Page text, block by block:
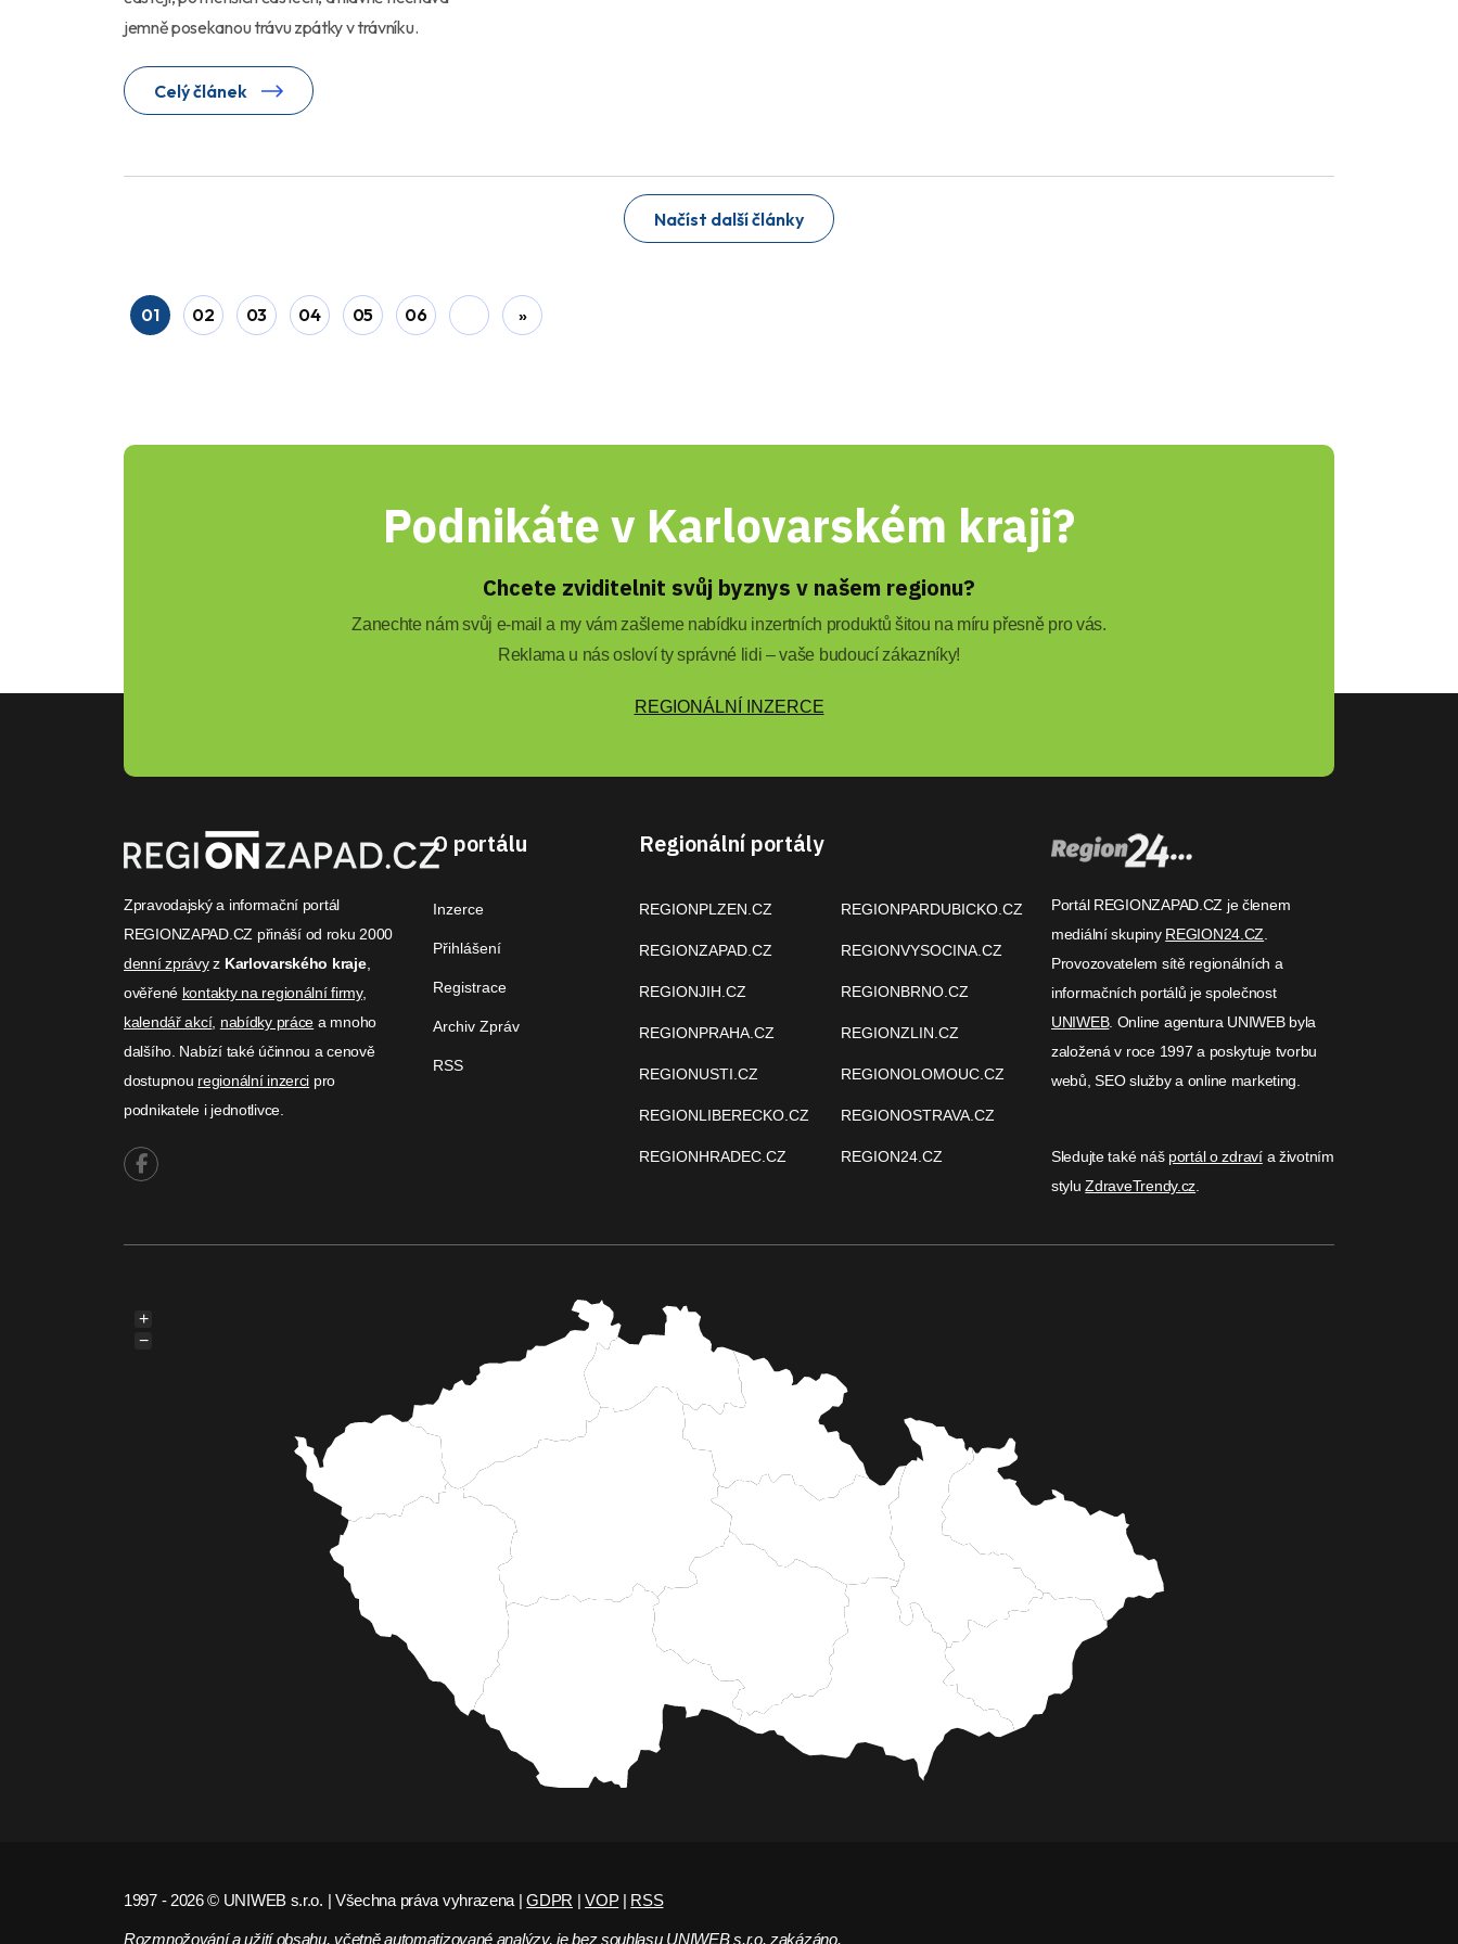
jemně posekanou trávu zpátky v trávníku.
Celý článek
Načíst další články
01 02 03 04 05 06 »
Podnikáte v Karlovarském kraji?
Chcete zviditelnit svůj byznys v našem regionu?
Zanechte nám svůj e-mail a my vám zašleme nabídku inzertních produktů šitou na míru přesně pro vás.
Reklama u nás osloví ty správné lidi – vaše budoucí zákazníky!
REGIONÁLNÍ INZERCE
Zpravodajský a informační portál
REGIONZAPAD.CZ přináší od roku 2000
denní zprávyz Karlovarského kraje,
ověřené kontakty na regionální firmy,
kalendář akcí, nabídky práce a mnoho
dalšího. Nabízí také účinnou a cenově
dostupnou regionální inzerci pro
podnikatele i jednotlivce.
O portálu
Inzerce
Přihlášení
Registrace
Archiv Zpráv
RSS
Regionální portály
REGIONPLZEN.CZ
REGIONZAPAD.CZ
REGIONJIH.CZ
REGIONPRAHA.CZ
REGIONUSTI.CZ
REGIONLIBERECKO.CZ
REGIONHRADEC.CZ
REGIONPARDUBICKO.CZ
REGIONVYSOCINA.CZ
REGIONBRNO.CZ
REGIONZLIN.CZ
REGIONOLOMOUC.CZ
REGIONOSTRAVA.CZ
REGION24.CZ
Portál REGIONZAPAD.CZ je členem
mediální skupiny REGION24.CZ
Provozovatelem sítě regionálních a
informačních portálů je společnost
UNIWEB. Online agentura UNIWEB byla
založená v roce 1997 a poskytuje tvorbu
webů, SEO služby a online marketing.
Sledujte také náš portál o zdravía životním
styluZdraveTrendy.cz
+
−
1997 - 2026 © UNIWEB s.r.o. | Všechna práva vyhrazena |GDPR |VOP| RSS
Rozmnožování a užití obsahu, včetně automatizované analýzy, je bez souhlasu UNIWEB s.r.o. zakázáno.